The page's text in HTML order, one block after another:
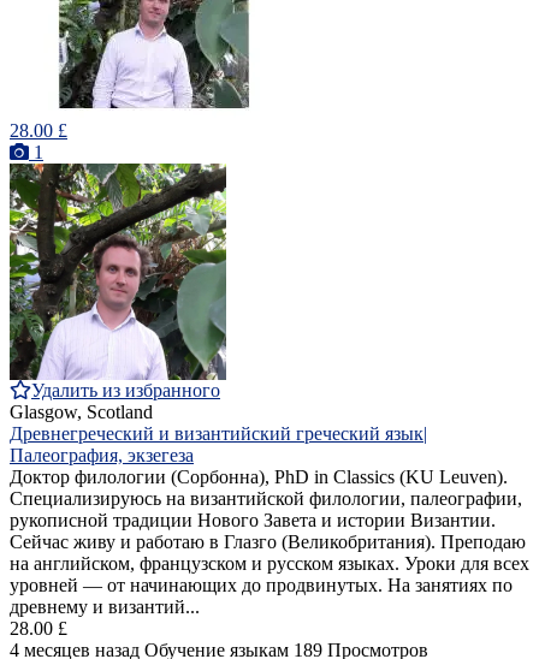
28.00 £
1
Удалить из избранного
Glasgow, Scotland
Древнегреческий и византийский греческий язык|
Палеография, экзегеза
Доктор филологии (Сорбонна), PhD in Classics (KU Leuven).
Специализируюсь на византийской филологии, палеографии,
рукописной традиции Нового Завета и истории Византии.
Сейчас живу и работаю в Глазго (Великобритания). Преподаю
на английском, французском и русском языках. Уроки для всех
уровней — от начинающих до продвинутых. На занятиях по
древнему и византий...
28.00 £
4 месяцев назад Обучение языкам 189 Просмотров